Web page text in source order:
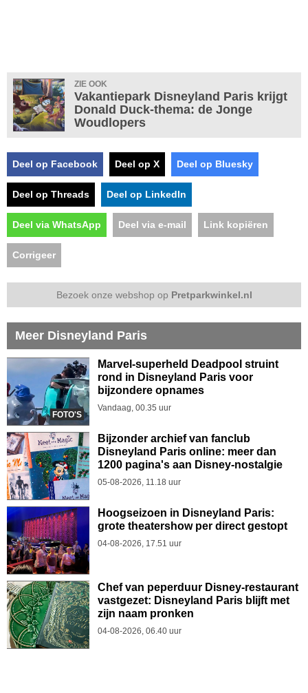
ZIE OOK
Vakantiepark Disneyland Paris krijgt
Donald Duck-thema: de Jonge
Woudlopers
Deel op Facebook Deel op X Deel op Bluesky
Deel op Threads Deel op LinkedIn
Deel via WhatsApp Deel via e-mail Link kopiëren
Corrigeer
Bezoek onze webshop op Pretparkwinkel.nl
Meer Disneyland Paris
FOTO'S
Marvel-superheld Deadpool struint
rond in Disneyland Paris voor
bijzondere opnames
Vandaag, 00.35 uur
Bijzonder archief van fanclub
Disneyland Paris online: meer dan
1200 pagina's aan Disney-nostalgie
05-08-2026, 11.18 uur
Hoogseizoen in Disneyland Paris:
grote theatershow per direct gestopt
04-08-2026, 17.51 uur
Chef van peperduur Disney-restaurant
vastgezet: Disneyland Paris blijft met
zijn naam pronken
04-08-2026, 06.40 uur